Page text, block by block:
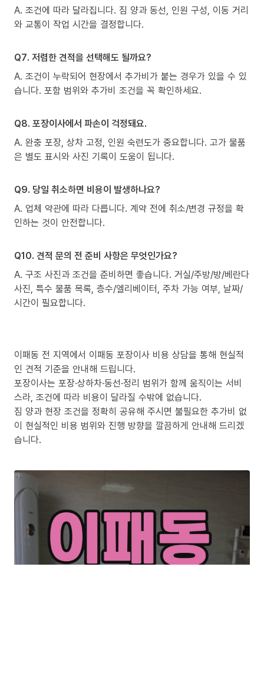
A. 조건에 따라 달라집니다. 짐 양과 동선, 인원 구성, 이동 거리
와 교통이 작업 시간을 결정합니다.
Q7. 저렴한 견적을 선택해도 될까요?
A. 조건이 누락되어 현장에서 추가비가 붙는 경우가 있을 수 있
습니다. 포함 범위와 추가비 조건을 꼭 확인하세요.
Q8. 포장이사에서 파손이 걱정돼요.
A. 완충 포장, 상차 고정, 인원 숙련도가 중요합니다. 고가 물품
은 별도 표시와 사진 기록이 도움이 됩니다.
Q9. 당일 취소하면 비용이 발생하나요?
A. 업체 약관에 따라 다릅니다. 계약 전에 취소/변경 규정을 확
인하는 것이 안전합니다.
Q10. 견적 문의 전 준비 사항은 무엇인가요?
A. 구조 사진과 조건을 준비하면 좋습니다. 거실/주방/방/베란다
사진, 특수 물품 목록, 층수/엘리베이터, 주차 가능 여부, 날짜/
시간이 필요합니다.
이패동 전 지역에서 이패동 포장이사 비용 상담을 통해 현실적
인 견적 기준을 안내해 드립니다.
포장이사는 포장·상하차·동선·정리 범위가 함께 움직이는 서비
스라, 조건에 따라 비용이 달라질 수밖에 없습니다.
짐 양과 현장 조건을 정확히 공유해 주시면 불필요한 추가비 없
이 현실적인 비용 범위와 진행 방향을 깔끔하게 안내해 드리겠
습니다.